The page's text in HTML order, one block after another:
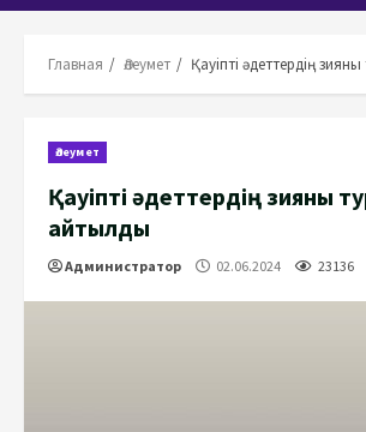
Главная Әлеумет Қауіпті әдеттердің
Әлеумет
Қауіпті әдеттердің зияны
айтылды
Администратор 02.06.2024 23136